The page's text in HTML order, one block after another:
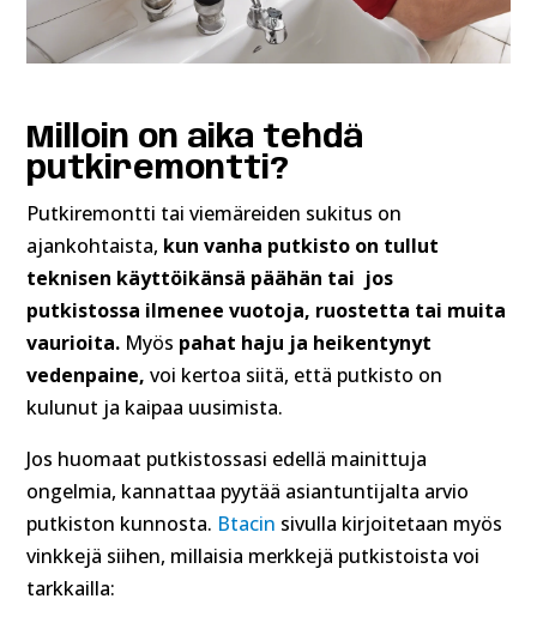
Milloin on aika tehdä
putkiremontti?
Putkiremontti tai viemäreiden sukitus on
ajankohtaista, kun vanha putkisto on tullut
teknisen käyttöikänsä päähän tai jos
putkistossa ilmenee vuotoja, ruostetta tai muita
vaurioita. Myös pahat haju ja heikentynyt
vedenpaine, voi kertoa siitä, että putkisto on
kulunut ja kaipaa uusimista.
Jos huomaat putkistossasi edellä mainittuja
ongelmia, kannattaa pyytää asiantuntijalta arvio
putkiston kunnosta. Btacin sivulla kirjoitetaan myös
vinkkejä siihen, millaisia merkkejä putkistoista voi
tarkkailla: